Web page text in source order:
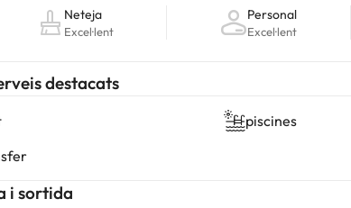
Neteja
Excel·lent
Personal
Excel·lent
destacats
piscines
i sortida